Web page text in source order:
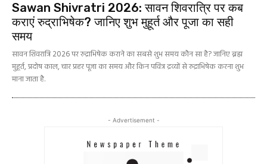
Sawan Shivratri 2026: सावन शिवरात्रि पर कब
कराएं रुद्राभिषेक? जानिए शुभ मुहूर्त और पूजा का सही
समय
सावन शिवरात्रि 2026 पर रुद्राभिषेक कराने का सबसे शुभ समय कौन सा है? जानिए ब्रह्म
मुहूर्त, प्रदोष काल, चार प्रहर पूजा का समय और किन पवित्र द्रव्यों से रुद्राभिषेक करना शुभ
माना जाता है.
- Advertisement -